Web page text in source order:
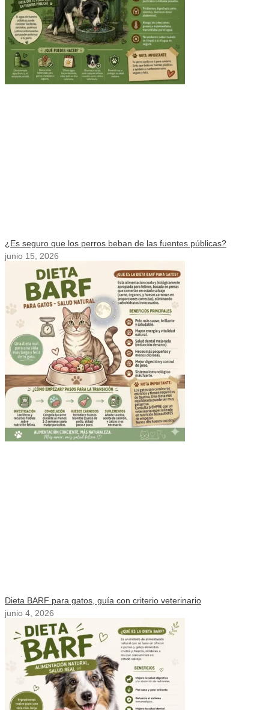
¿Es seguro que los perros beban de las fuentes públicas?
junio 15, 2026
Dieta BARF para gatos, guía con criterio veterinario
junio 4, 2026